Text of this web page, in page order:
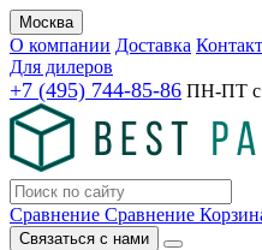
Москва
О компании Доставка
Для дилеров
+7 (495) 744-85-86 ПН-ПТ с
Сравнение Сравнение
Связаться с нами